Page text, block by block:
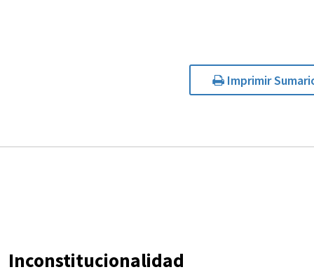
Imprimir
Inconstitucionalidad